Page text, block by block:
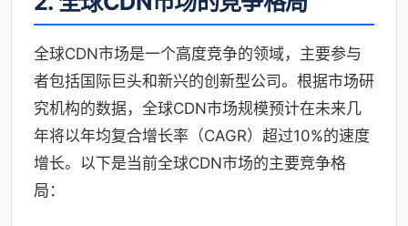
全球CDN市场是一个高度竞争的领域，主要参与
者包括国际巨头和新兴的创新型公司。根据市场研
究机构的数据，全球CDN市场规模预计在未来几
年将以年均复合增长率（CAGR）超过10%的速度
增长。以下是当前全球CDN市场的主要竞争格
局：